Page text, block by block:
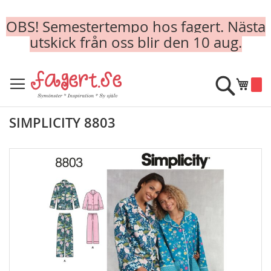
OBS! Semestertempo hos fagert. Nästa
utskick från oss blir den 10 aug.
to
Content
Min
Sök
SIMPLICITY 8803